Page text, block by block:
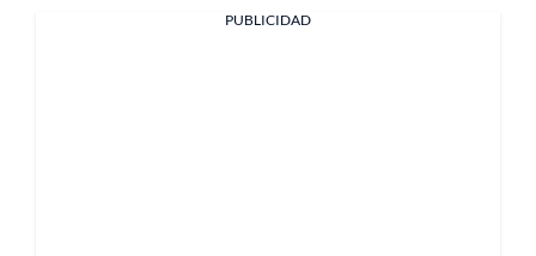
PUBLICIDAD